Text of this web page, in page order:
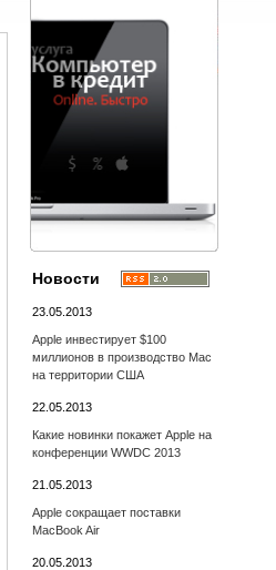
Новости
23.05.2013
Apple инвестирует $100
миллионов в производство Mac
на территории США
22.05.2013
Какие новинки покажет Apple на
конференции WWDC 2013
21.05.2013
Apple сокращает поставки
MacBook Air
20.05.2013